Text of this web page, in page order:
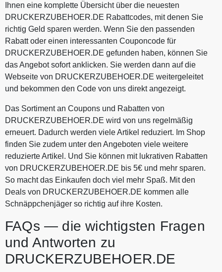
Ihnen eine komplette Übersicht über die neuesten
DRUCKERZUBEHOER.DE Rabattcodes, mit denen Sie
richtig Geld sparen werden. Wenn Sie den passenden
Rabatt oder einen interessanten Couponcode für
DRUCKERZUBEHOER.DE gefunden haben, können Sie
das Angebot sofort anklicken. Sie werden dann auf die
Webseite von DRUCKERZUBEHOER.DE weitergeleitet
und bekommen den Code von uns direkt angezeigt.
Das Sortiment an Coupons und Rabatten von
DRUCKERZUBEHOER.DE wird von uns regelmäßig
erneuert. Dadurch werden viele Artikel reduziert. Im Shop
finden Sie zudem unter den Angeboten viele weitere
reduzierte Artikel. Und Sie können mit lukrativen Rabatten
von DRUCKERZUBEHOER.DE bis 5€ und mehr sparen.
So macht das Einkaufen doch viel mehr Spaß. Mit den
Deals von DRUCKERZUBEHOER.DE kommen alle
Schnäppchenjäger so richtig auf ihre Kosten.
FAQs — die wichtigsten Fragen
und Antworten zu
DRUCKERZUBEHOER.DE